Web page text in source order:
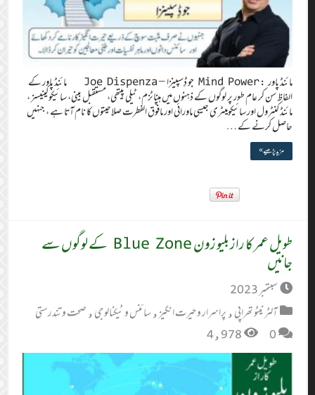
مائنڈ پاور : Mind Power جو ڈِسپینزا – Joe Dispenza مائنڈ پاور کے
الفاظ سن کر عام طور پر لوگوں کے ذہنوں میں ہپناٹزم، ٹیلی پیتھی، مستقبل بینی، سائیکوکینیسز ،
مائنڈ کنٹرول اور سائیکومیٹری جیسی ماورائی اور مافوق الفطرت صلاحیتوں کا نام آتا ہے ، جنہیں
حاصل کرنے کے …
مزید پڑھیے »
طویل عمر کا راز بلیو زون Blue Zone کے لوگوں سے
جانیں
سبتمبر 2023
آلٹر نیٹو تھراپی,پراسرار و حیرت انگیز,سائنس و ٹیکنالوجی,صحت و تندرستی
0
4,978